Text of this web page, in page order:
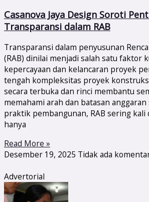
Casanova Jaya Design Soroti
Transparansi dalam RAB
Transparansi dalam penyusunan
(RAB) dinilai menjadi salah satu faktor
kepercayaan dan kelancaran proyek
tengah kompleksitas proyek
secara terbuka dan rinci membantu
memahami arah dan batasan anggaran
praktik pembangunan, RAB sering
hanya
Read More »
Desember 19, 2025 Tidak ada
Advertorial